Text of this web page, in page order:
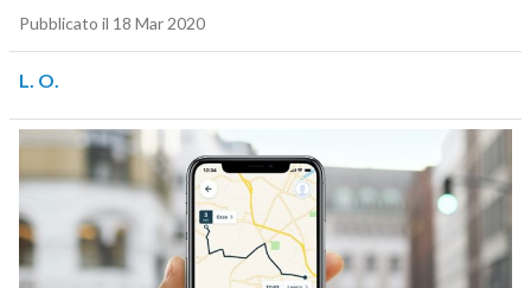
Pubblicato il 18 Mar 2020
L. O.